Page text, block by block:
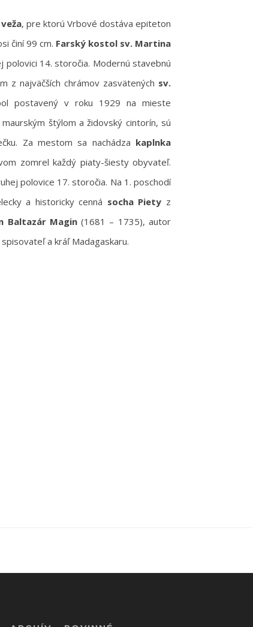
, pre ktorú Vrbové dostáva epiteton
činí 99 cm. Farský kostol sv. Martina
14. storočia. Modernú stavebnú
z najväčších chrámov zasvätených sv.
postavený v roku 1929 na mieste
štýlom a židovský cintorín, sú
Za mestom sa nachádza kaplnka
zomrel každý piaty-šiesty obyvateľ.
polovice 17. storočia. Na 1. poschodí
a historicky cenná socha Piety z
Baltazár Magin(1681 – 1735), autor
a kráľ Madagaskaru.